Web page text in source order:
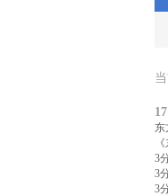
东
3
3
3